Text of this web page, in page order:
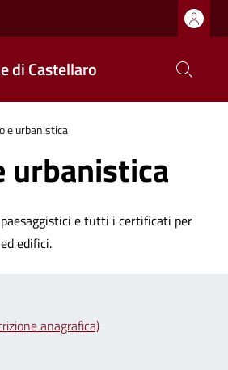
di Castellaro
e urbanistica
urbanistica
e tutti i certificati per
edifici.
anagrafica)